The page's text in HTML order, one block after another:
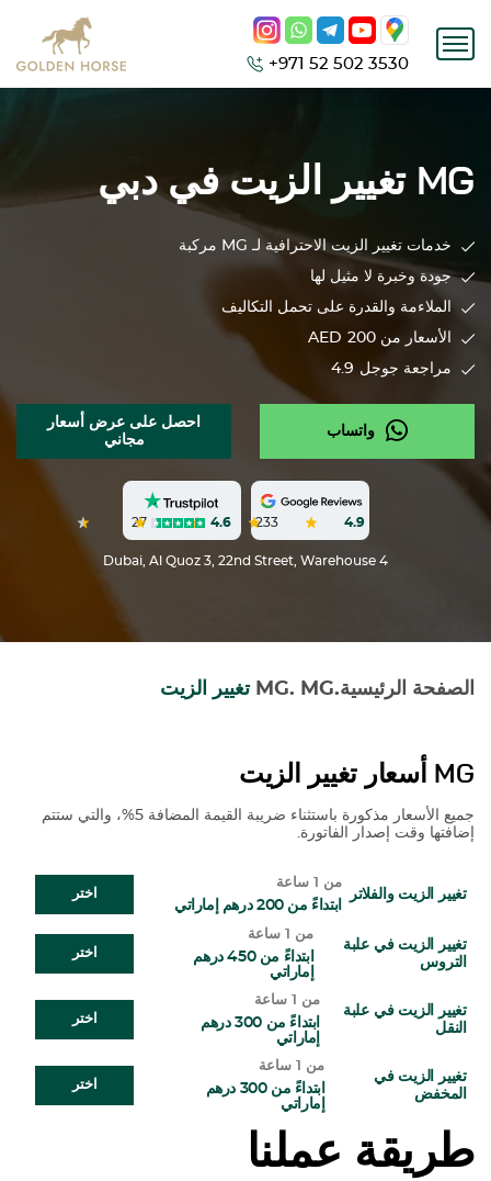
+971 52 502 3530
MG تغيير الزيت في دبي
خدمات تغيير الزيت الاحترافية لـ MG مركبة
جودة وخبرة لا مثيل لها
الملاءمة والقدرة على تحمل التكاليف
الأسعار من 200
AED
مراجعة جوجل 4.9
واتساب
احصل على عرض أسعار
مجاني
4.9
233
4.6
27
Dubai, Al Quoz 3, 22nd Street, Warehouse 4
الصفحة الرئيسية.
MG
.
MG تغيير الزيت
MG أسعار تغيير الزيت
جميع الأسعار مذكورة باستثناء ضريبة القيمة المضافة 5%، والتي ستتم
إضافتها وقت إصدار الفاتورة.
تغيير الزيت والفلاتر
من 1 ساعة
ابتداءً من 200 درهم إماراتي
اختر
تغيير الزيت في علبة
التروس
من 1 ساعة
ابتداءً من 450 درهم
إماراتي
اختر
تغيير الزيت في علبة
النقل
من 1 ساعة
ابتداءً من 300 درهم
إماراتي
اختر
تغيير الزيت في
المخفض
من 1 ساعة
ابتداءً من 300 درهم
إماراتي
اختر
طريقة عملنا